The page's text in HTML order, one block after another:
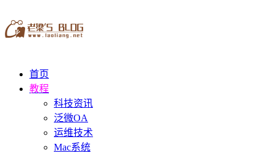
首页
教程
科技资讯
泛微OA
运维技术
Mac系统